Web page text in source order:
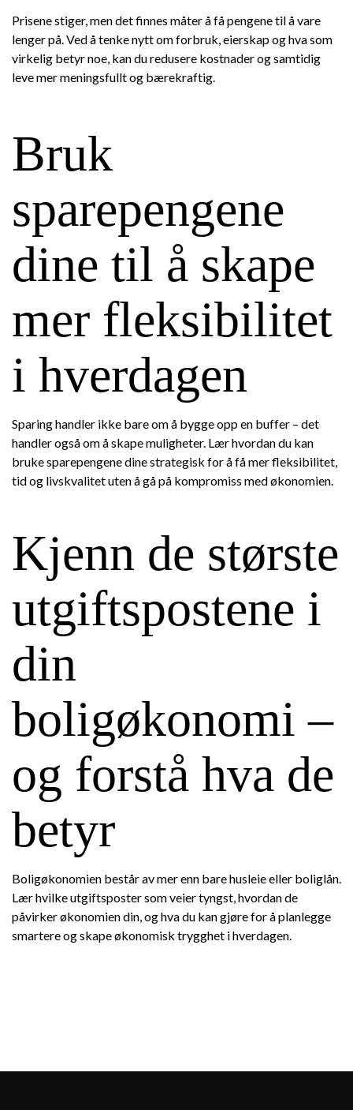
Prisene stiger, men det finnes måter å få pengene til å vare
lenger på. Ved å tenke nytt om forbruk, eierskap og hva som
virkelig betyr noe, kan du redusere kostnader og samtidig
leve mer meningsfullt og bærekraftig.
Bruk
sparepengene
dine til å skape
mer fleksibilitet
i hverdagen
Sparing handler ikke bare om å bygge opp en buffer – det
handler også om å skape muligheter. Lær hvordan du kan
bruke sparepengene dine strategisk for å få mer fleksibilitet,
tid og livskvalitet uten å gå på kompromiss med økonomien.
Kjenn de største
utgiftspostene i
din
boligøkonomi –
og forstå hva de
betyr
Boligøkonomien består av mer enn bare husleie eller boliglån.
Lær hvilke utgiftsposter som veier tyngst, hvordan de
påvirker økonomien din, og hva du kan gjøre for å planlegge
smartere og skape økonomisk trygghet i hverdagen.